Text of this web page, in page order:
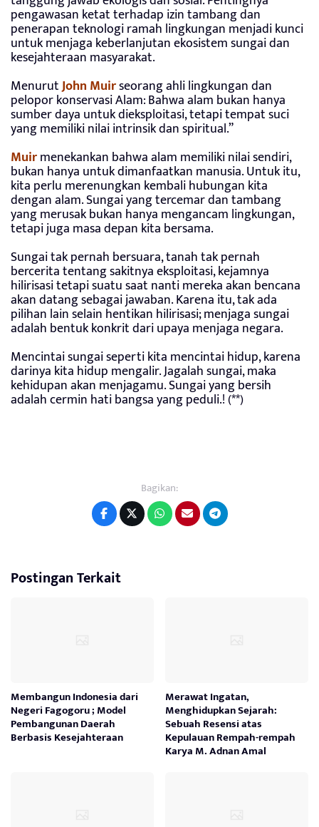
pengawasan ketat terhadap izin tambang dan
penerapan teknologi ramah lingkungan menjadi kunci
untuk menjaga keberlanjutan ekosistem sungai dan
kesejahteraan masyarakat.
MenurutJohn Muirseorang ahli lingkungan dan
pelopor konservasi Alam: Bahwa alam bukan hanya
sumber daya untuk dieksploitasi, tetapi tempat suci
yang memiliki nilai intrinsik dan spiritual.”
Muirmenekankan bahwa alam memiliki nilai sendiri,
bukan hanya untuk dimanfaatkan manusia. Untuk itu,
kita perlu merenungkan kembali hubungan kita
dengan alam. Sungai yang tercemar dan tambang
yang merusak bukan hanya mengancam lingkungan,
tetapi juga masa depan kita bersama.
Sungai tak pernah bersuara, tanah tak pernah
bercerita tentang sakitnya eksploitasi, kejamnya
hilirisasi tetapi suatu saat nanti mereka akan bencana
akan datang sebagai jawaban. Karena itu, tak ada
pilihan lain selain hentikan hilirisasi; menjaga sungai
adalah bentuk konkrit dari upaya menjaga negara.
Mencintai sungai seperti kita mencintai hidup, karena
darinya kita hidup mengalir. Jagalah sungai, maka
kehidupan akan menjagamu. Sungai yang bersih
adalah cermin hati bangsa yang peduli.! (**)
Bagikan:
Postingan Terkait
Membangun Indonesia dari
Negeri Fagogoru ; Model
Pembangunan Daerah
Berbasis Kesejahteraan
Merawat Ingatan,
Menghidupkan Sejarah:
Sebuah Resensi atas
Kepulauan Rempah-rempah
Karya M. Adnan Amal